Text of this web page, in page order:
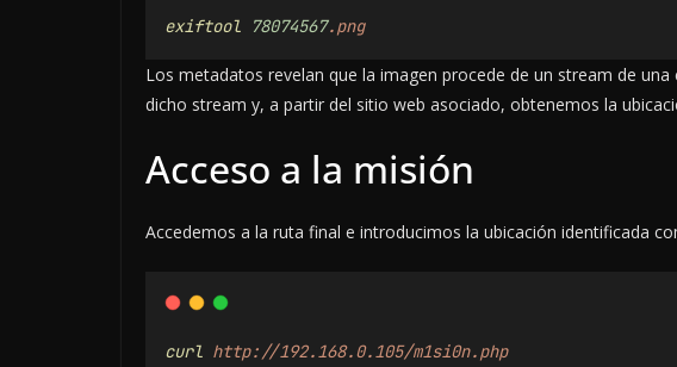
exiftool 78074567.png
Los metadatos revelan que la imagen procede de un stream de
dicho stream y, a partir del sitio web asociado, obtenemos la
Acceso a la misión
Accedemos a la ruta final e introducimos la ubicación identificada
curl http://192.168.0.105/m1si0n.php